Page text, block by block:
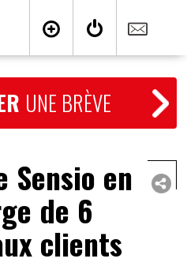
UNE BRÈVE
Sensio en
de 6
clients